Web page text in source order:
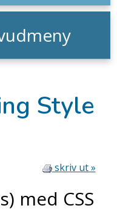
Style
skriv ut »
med CSS